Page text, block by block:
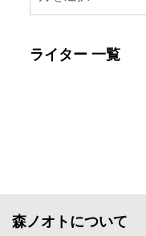
ライター 一覧
森ノオトについて